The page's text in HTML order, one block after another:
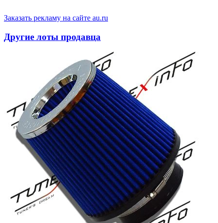
Заказать рекламу на сайте au.ru
Другие лоты продавца